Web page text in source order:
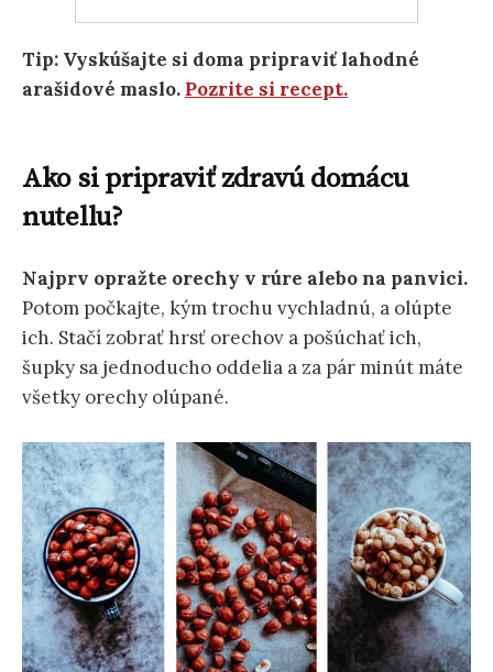
Tip: Vyskúšajte si doma pripraviť lahodné
arašidové maslo. Pozrite si recept.
Ako si pripraviť zdravú domácu
nutellu?
Najprv opražte orechy v rúre alebo na panvici.
Potom počkajte, kým trochu vychladnú, a olúpte
ich. Stačí zobrať hrsť orechov a pošúchať ich,
šupky sa jednoducho oddelia a za pár minút máte
všetky orechy olúpané.